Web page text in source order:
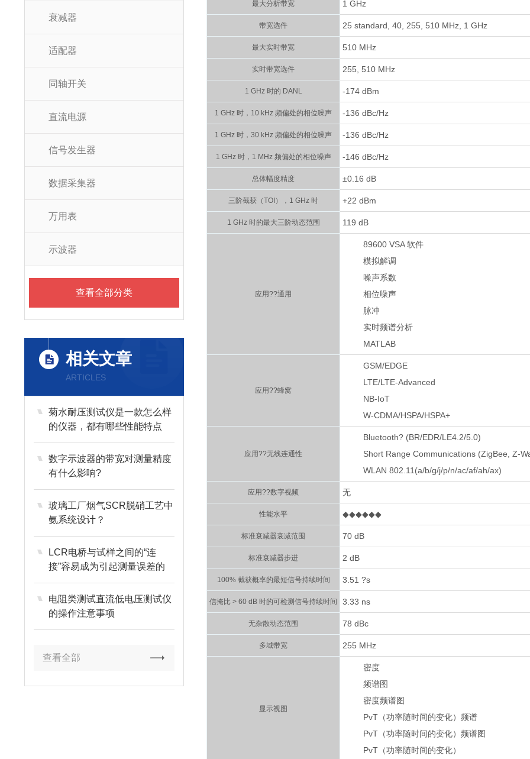
衰减器
适配器
同轴开关
直流电源
信号发生器
数据采集器
万用表
示波器
查看全部分类
相关文章
ARTICLES
菊水耐压测试仪是一款怎么样
的仪器，都有哪些性能特点
数字示波器的带宽对测量精度
有什么影响?
玻璃工厂烟气SCR脱硝工艺中
氨系统设计？
LCR电桥与试样之间的“连
接”容易成为引起测量误差的
原因
电阻类测试直流低电压测试仪
的操作注意事项
查看全部
最大分析带宽 1 GHz
带宽选件 25 standard, 40, 255, 510 MHz, 1 GHz
最大实时带宽 510 MHz
实时带宽选件 255, 510 MHz
1 GHz 时的 DANL -174 dBm
1 GHz 时，10 kHz 频偏处的相位噪声 -136 dBc/Hz
1 GHz 时，30 kHz 频偏处的相位噪声 -136 dBc/Hz
1 GHz 时，1 MHz 频偏处的相位噪声 -146 dBc/Hz
总体幅度精度 ±0.16 dB
三阶截获（TOI），1 GHz 时 +22 dBm
1 GHz 时的最大三阶动态范围 119 dB
应用??通用
89600 VSA 软件
模拟解调
噪声系数
相位噪声
脉冲
实时频谱分析
MATLAB
应用??蜂窝
GSM/EDGE
LTE/LTE-Advanced
NB-IoT
W-CDMA/HSPA/HSPA+
应用??无线连通性
Bluetooth? (BR/EDR/LE4.2/5.0)
Short Range Communications (ZigBee, Z-
WLAN 802.11(a/b/g/j/p/n/ac/af/ah/ax)
应用??数字视频 无
性能水平 ◆◆◆◆◆◆
标准衰减器衰减范围 70 dB
标准衰减器步进 2 dB
100% 截获概率的最短信号持续时间 3.51 ?s
信掩比 > 60 dB 时的可检测信号持续时间 3.33 ns
无杂散动态范围 78 dBc
多域带宽 255 MHz
显示视图
密度
频谱图
密度频谱图
PvT（功率随时间的变化）频谱
PvT（功率随时间的变化）频谱图
PvT（功率随时间的变化）